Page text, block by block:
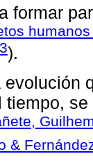
formar
).
evolución
&